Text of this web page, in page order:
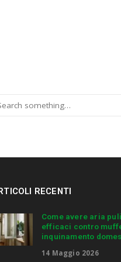
RECENTI
Come avere aria
efficaci contro
inquinamento
14 Maggio 2026